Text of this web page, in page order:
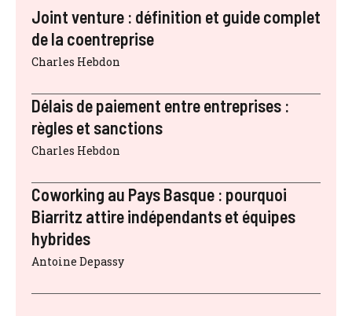
Joint venture : définition et guide complet
de la coentreprise
Charles Hebdon
Délais de paiement entre entreprises :
règles et sanctions
Charles Hebdon
Coworking au Pays Basque : pourquoi
Biarritz attire indépendants et équipes
hybrides
Antoine Depassy